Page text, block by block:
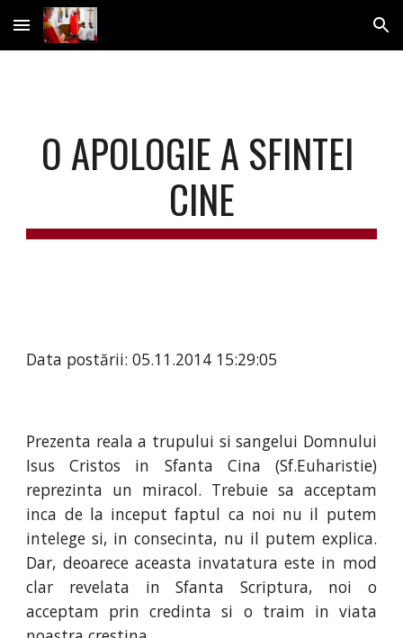
Skip to main content Skip to navigation
O APOLOGIE A SFINTEI
CINE
Data postării: 05.11.2014 15:29:05
Prezenta reala a trupului si sangelui Domnului
Isus Cristos in Sfanta Cina (Sf.Euharistie)
reprezinta un miracol. Trebuie sa acceptam
inca de la inceput faptul ca noi nu il putem
intelege si, in consecinta, nu il putem explica.
Dar, deoarece aceasta invatatura este in mod
clar revelata in Sfanta Scriptura, noi o
acceptam prin credinta si o traim in viata